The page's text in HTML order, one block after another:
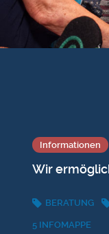
Informationen
Wir
BERATUNG
5 INFOMAPPE